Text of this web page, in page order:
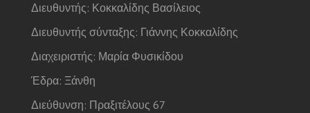
Διευθυντής: Κοκκαλίδης Βασίλειος
Διευθυντής σύνταξης: Γιάννης Κοκκαλίδης
Διαχειριστής: Μαρία Φυσικίδου
Έδρα: Ξάνθη
Διεύθυνση: Πραξιτέλους 67